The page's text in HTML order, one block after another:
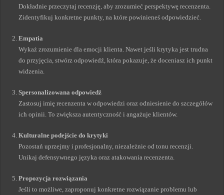
Dokładnie przeczytaj recenzję, aby zrozumieć perspektywę recenzenta.
Zidentyfikuj konkretne punkty, na które powinieneś odpowiedzieć.
Empatia
Wykaż zrozumienie dla emocji klienta. Nawet jeśli krytyka jest trudna
do przyjęcia, stwórz odpowiedź, która pokazuje, że doceniasz ich punkt
widzenia.
Spersonalizowana odpowiedź
Zastosuj imię recenzenta w odpowiedzi oraz odniesienie do szczegółów
ich opinii. To zwiększa autentyczność i angażuje klientów.
Kulturalne podejście do krytyki
Pozostań uprzejmy i profesjonalny, niezależnie od tonu recenzji.
Unikaj defensywnego języka oraz atakowania recenzenta.
Propozycja rozwiązania
Jeśli to możliwe, zaproponuj konkretne rozwiązanie problemu lub